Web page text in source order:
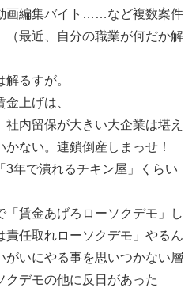
画編集バイト……など複数案件
（最近、自分の職業が何だか解
るすが。
上げは、
内留保が大きい大企業は堪え
ない。連鎖倒産しまっせ！
3年で潰れるチキン屋」くらい
「賃金あげろローソクデモ」し
責任取れローソクデモ」やるん
がいにやる事を思いつかない層
クデモの他に反日があった